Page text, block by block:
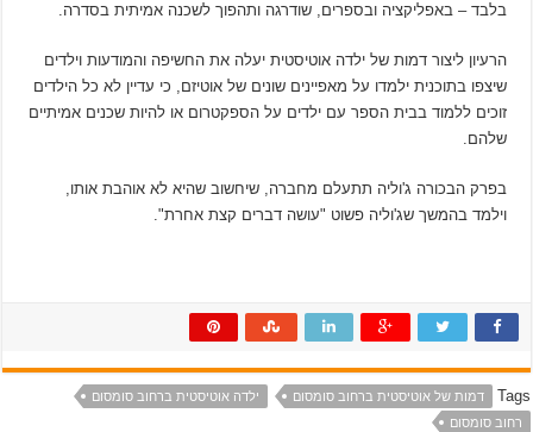
בלבד – באפליקציה ובספרים, שודרגה ותהפוך לשכנה אמיתית בסדרה.
הרעיון ליצור דמות של ילדה אוטיסטית יעלה את החשיפה והמודעות וילדים
שיצפו בתוכנית ילמדו על מאפיינים שונים של אוטיזם, כי עדיין לא כל הילדים
זוכים ללמוד בבית הספר עם ילדים על הספקטרום או להיות שכנים אמיתיים
שלהם.
בפרק הבכורה ג'וליה תתעלם מחברה, שיחשוב שהיא לא אוהבת אותו,
וילמד בהמשך שג'וליה פשוט "עושה דברים קצת אחרת".
Tags דמות של אוטיסטית ברחוב סומסום
ילדה אוטיסטית ברחוב סומסום
רחוב סומסום